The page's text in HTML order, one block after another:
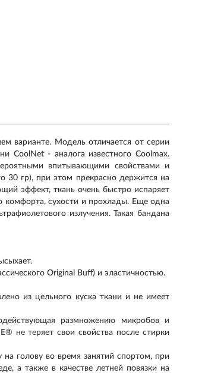
варианте. Модель отличается от серии
CoolNet - аналога известного Coolmax.
впитывающими свойствами и
30 гр), при этом прекрасно держится на
эффект, ткань очень быстро испаряет
комфорта, сухости и прохлады. Еще одна
излучения. Такая бандана
Original Buff) и эластичностью.
из цельного куска ткани и не имеет
размножению микробов и
не теряет свои свойства после стирки
голову во время занятий спортом, при
а также в качестве летней повязки на